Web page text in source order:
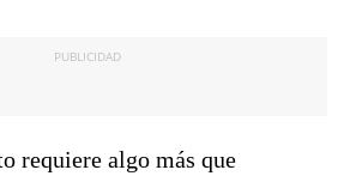
PUBLICIDAD
requiere algo más que